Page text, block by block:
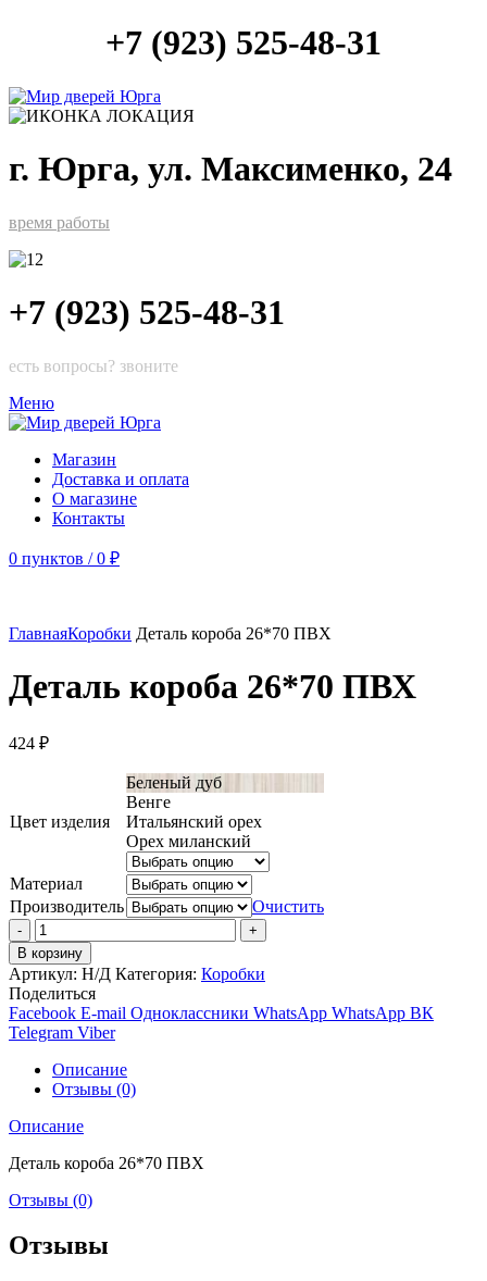
+7 (923) 525-48-31
г. Юрга, ул. Максименко, 24
время работы
+7 (923) 525-48-31
есть вопросы? звоните
Меню
Магазин
Доставка и оплата
О магазине
Контакты
0 пунктов / 0 ₽
ГлавнаяКоробки Деталь короба 26*70 ПВХ
Деталь короба 26*70 ПВХ
424 ₽
Цвет изделия
Беленый дуб
Венге
Итальянский орех
Орех миланский
Материал
Производитель
Очистить
Количество
товара
Деталь
короба
26*70
ПВХ
В корзину
Артикул: Н/Д Категория: Коробки
Поделиться
Facebook E-mail Одноклассники WhatsApp WhatsApp ВК
Telegram Viber
Описание
Отзывы (0)
Описание
Деталь короба 26*70 ПВХ
Отзывы (0)
Отзывы